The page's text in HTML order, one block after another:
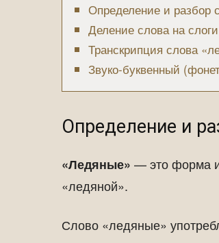
Определение и разбор
Деление слова на
Транскрипция слова
Звуко-буквенный
Определение и
«Ледяные» — это форма
«ледяной».
Слово «ледяные»